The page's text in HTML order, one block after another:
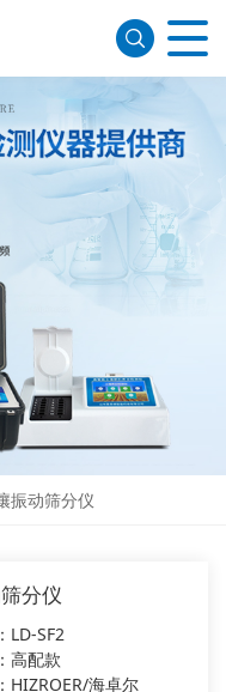
振动筛分仪
分仪
LD-SF2
高配款
HIZROER/海卓尔